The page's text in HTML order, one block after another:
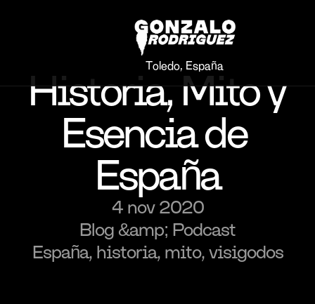
Toledo, España
Historia, Mito y
Esencia de
España
4 nov 2020
Blog &amp; Podcast
España, historia, mito, visigodos